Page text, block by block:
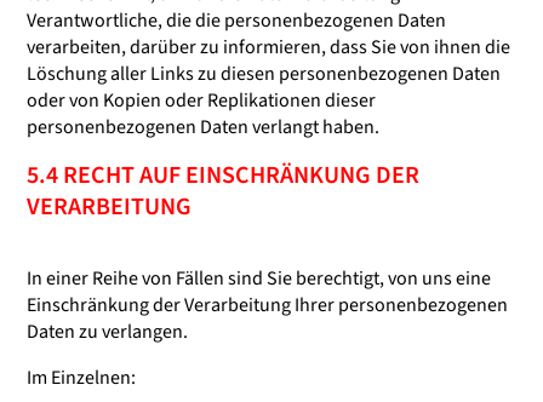
Verantwortliche, die die personenbezogenen Daten
verarbeiten, darüber zu informieren, dass Sie von ihnen die
Löschung aller Links zu diesen personenbezogenen Daten
oder von Kopien oder Replikationen dieser
personenbezogenen Daten verlangt haben.
5.4 RECHT AUF EINSCHRÄNKUNG DER
VERARBEITUNG
In einer Reihe von Fällen sind Sie berechtigt, von uns eine
Einschränkung der Verarbeitung Ihrer personenbezogenen
Daten zu verlangen.
Im Einzelnen: